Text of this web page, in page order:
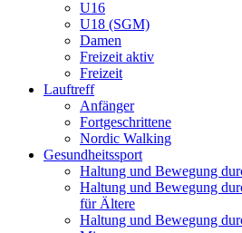
U16
U18 (SGM)
Damen
Freizeit aktiv
Freizeit
Lauftreff
Anfänger
Fortgeschrittene
Nordic Walking
Gesundheitssport
Haltung und Bewegung
Haltung und Bewegung
für Ältere
Haltung und Bewegung